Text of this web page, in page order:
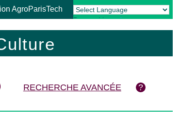
AgroParisTech
Powered by Translate
RECHERCHE AVANCÉE